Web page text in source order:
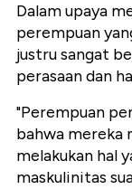
Dalam upaya
perempuan
justru sangat
perasaan dan
"Perempuan
bahwa mereka
melakukan hal
maskulinitas